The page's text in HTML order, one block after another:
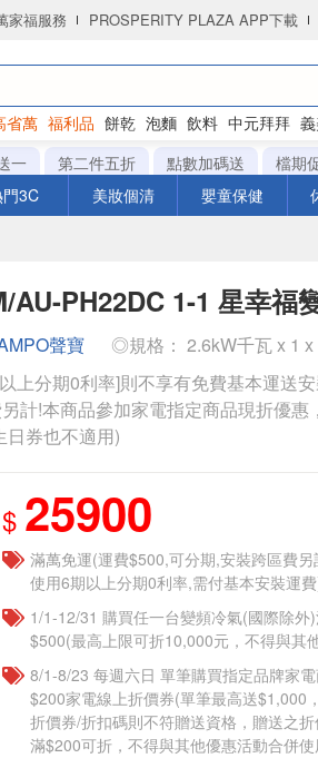
家福服務 PROSPERITY PLAZA APP下載
省萬 福利品 餅乾 泡麵 飲料 中元拜拜
一 第二件五折 點數加碼送
檔期
3C 美妝個清 嬰童保健
AU-PH22DC 1-1 星幸福
聲寶
◎規格： 2.6kW千瓦 x 1 x
上分期0利率]則不享有免費基本運送
計!本商品參加家電指定商品現折優惠
日券也不適用)
$ 25900
滿萬免運(運費$500,可分期,安裝跨區費
使用6期以上分期0利率,需付基本安裝運
1/1-12/31 購買任一台變頻冷氣(國際除外
$500(最高上限可折10,000元，不得與其
8/1-8/23 每週六日 單筆購買指定品牌家
$200家電線上折價券(單筆最高送$1,000
折價券/折扣碼則不符贈送資格，贈送之
滿$200可折，不得與其他優惠活動合併